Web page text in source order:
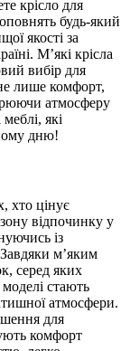
крісло для
будь-який
якості за
М’які крісла
вибір для
лише комфорт,
атмосферу
які
дню!
хто цінує
відпочинку у
із
м’яким
серед яких
стають
атмосфери.
для
комфорт